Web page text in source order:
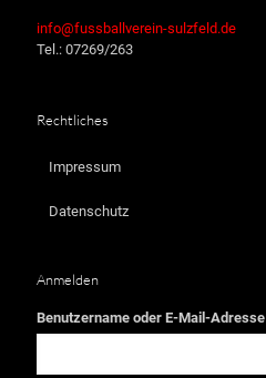
info@fussballverein-sulzfeld.de
Tel.: 07269/263
Rechtliches
Impressum
Datenschutz
Anmelden
Benutzername oder E-Mail-Adresse